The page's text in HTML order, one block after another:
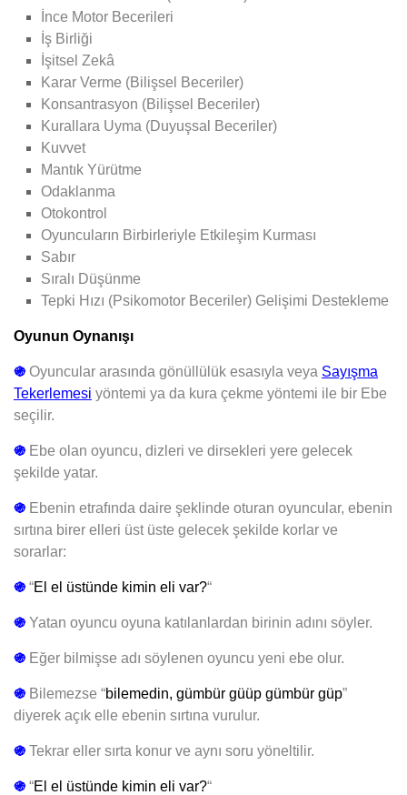
İnce Motor Becerileri
İş Birliği
İşitsel Zekâ
Karar Verme (Bilişsel Beceriler)
Konsantrasyon (Bilişsel Beceriler)
Kurallara Uyma (Duyuşsal Beceriler)
Kuvvet
Mantık Yürütme
Odaklanma
Otokontrol
Oyuncuların Birbirleriyle Etkileşim Kurması
Sabır
Sıralı Düşünme
Tepki Hızı (Psikomotor Beceriler) Gelişimi Destekleme
Oyunun Oynanışı
֍ Oyuncular arasında gönüllülük esasıyla veya Sayışma
Tekerlemesi yöntemi ya da kura çekme yöntemi ile bir Ebe
seçilir.
֍ Ebe olan oyuncu, dizleri ve dirsekleri yere gelecek
şekilde yatar.
֍ Ebenin etrafında daire şeklinde oturan oyuncular, ebenin
sırtına birer elleri üst üste gelecek şekilde korlar ve
sorarlar:
֍ “El el üstünde kimin eli var?“
֍ Yatan oyuncu oyuna katılanlardan birinin adını söyler.
֍ Eğer bilmişse adı söylenen oyuncu yeni ebe olur.
֍ Bilemezse “bilemedin, gümbür güüp gümbür güp”
diyerek açık elle ebenin sırtına vurulur.
֍ Tekrar eller sırta konur ve aynı soru yöneltilir.
֍ “El el üstünde kimin eli var?“